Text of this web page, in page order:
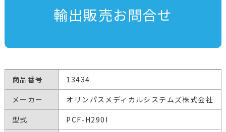
輸出販売お問合せ
商品番号
13434
メーカー
オリンパスメディカルシステムズ株式会社
型式
PCF-H290I